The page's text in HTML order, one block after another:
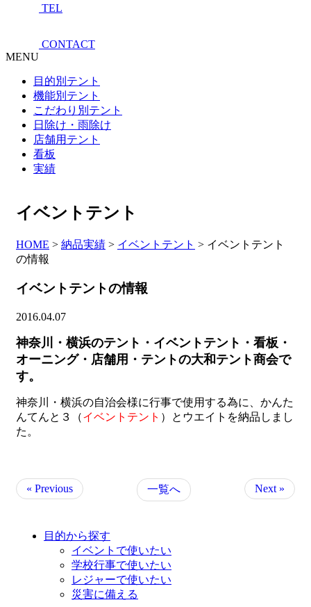
TEL
CONTACT
MENU
目的別テント
機能別テント
こだわり別テント
日除け・雨除け
店舗用テント
看板
実績
イベントテント
HOME > 納品実績 > イベントテント > イベントテント
の情報
イベントテントの情報
2016.04.07
神奈川・横浜のテント・イベントテント・看板・
オーニング・店舗用・テントの大和テント商会で
す。
神奈川・横浜の自治会様に行事で使用する為に、かんた
んてんと３（イベントテント ）とウエイトを納品しまし
た。
« Previous 一覧へ Next »
目的から探す
イベントで使いたい
学校行事で使いたい
レジャーで使いたい
災害に備える